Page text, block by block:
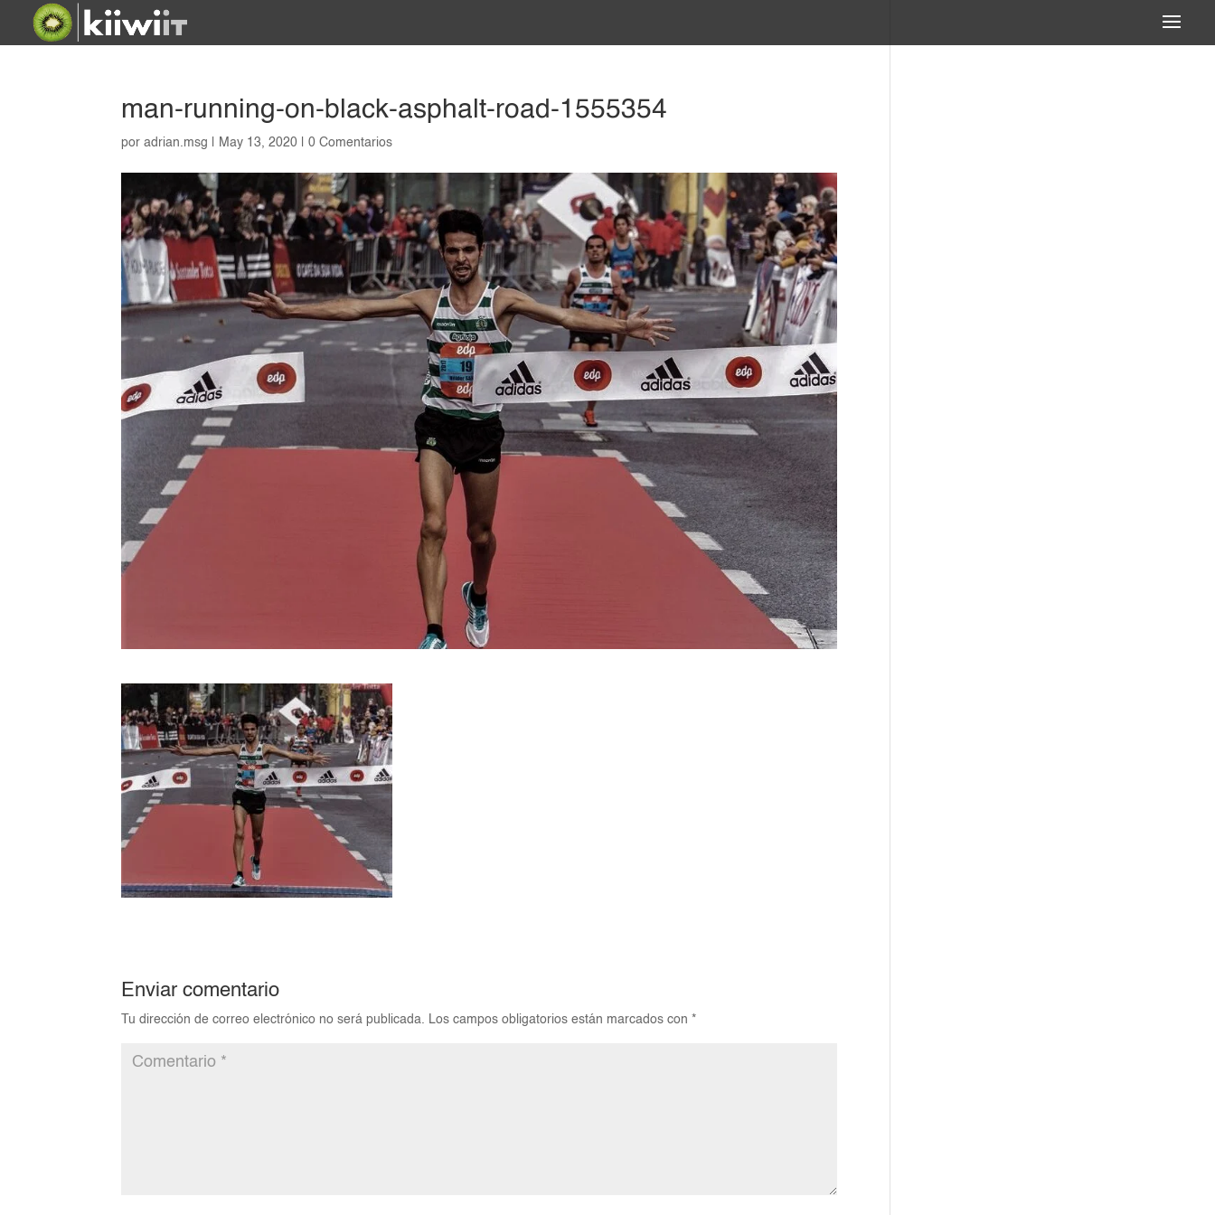
man-running-on-black-asphalt-road-1555354
poradrian.msg May 13, 2020 |0 Comentarios
Enviar comentario
Tu dirección de correo electrónico no será publicada. Los campos obligatorios están marcados con *